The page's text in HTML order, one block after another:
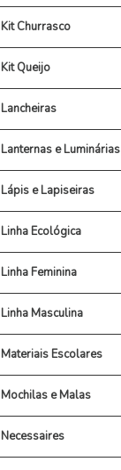
Kit Churrasco
Kit Queijo
Lancheiras
Lanternas e Luminárias
Lápis e Lapiseiras
Linha Ecológica
Linha Feminina
Linha Masculina
Materiais Escolares
Mochilas e Malas
Necessaires